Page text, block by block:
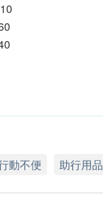
動不便 助行用品